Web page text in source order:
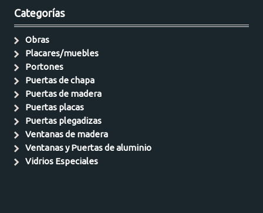
Categorías
Obras
Placares/muebles
Portones
Puertas de chapa
Puertas de madera
Puertas placas
Puertas plegadizas
Ventanas de madera
Ventanas y Puertas de aluminio
Vidrios Especiales